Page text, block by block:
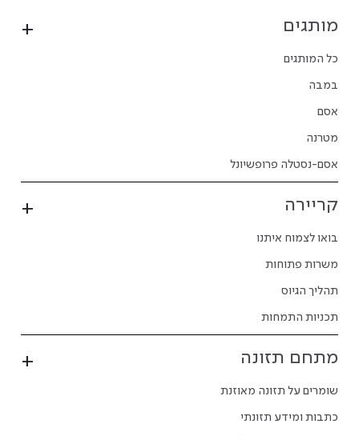
מותגים
כל המותגים
במבה
אסם
מטרנה
אסם-נסטלה פרופשיונל
קריירה
בואו לצמוח איתנו
משרות פתוחות
תהליך הגיוס
תכניות התמחות
מתחם תזונה
שומרים על תזונה מאוזנת
כתבות ומידע תזונתי